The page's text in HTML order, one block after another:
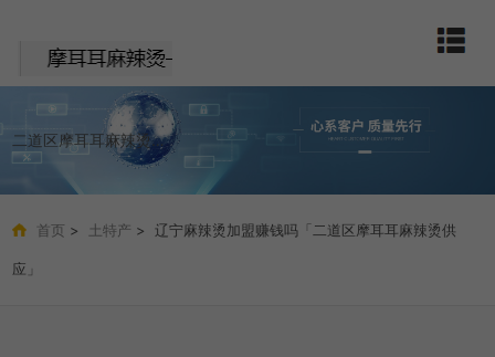
二道区摩耳耳麻辣烫店
首页 > 土特产 > 辽宁麻辣烫加盟赚钱吗「二道区摩耳耳麻辣烫供
应」